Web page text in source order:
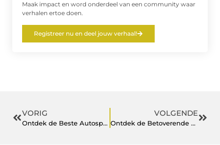
Maak impact en word onderdeel van een community waar
verhalen ertoe doen.
Registreer nu en deel jouw verhaal!
VORIG
Ontdek de Beste Autospuiterij in Berkel en Rodenrijs voor Uw Auto
VOLGENDE
Ontdek de Betoverende Wandelroutes van Leeuwarden